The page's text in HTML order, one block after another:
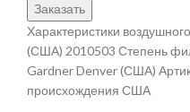
Заказать
Характеристики
(США) 2010503 Степень
Gardner Denver (США)
происхождения США